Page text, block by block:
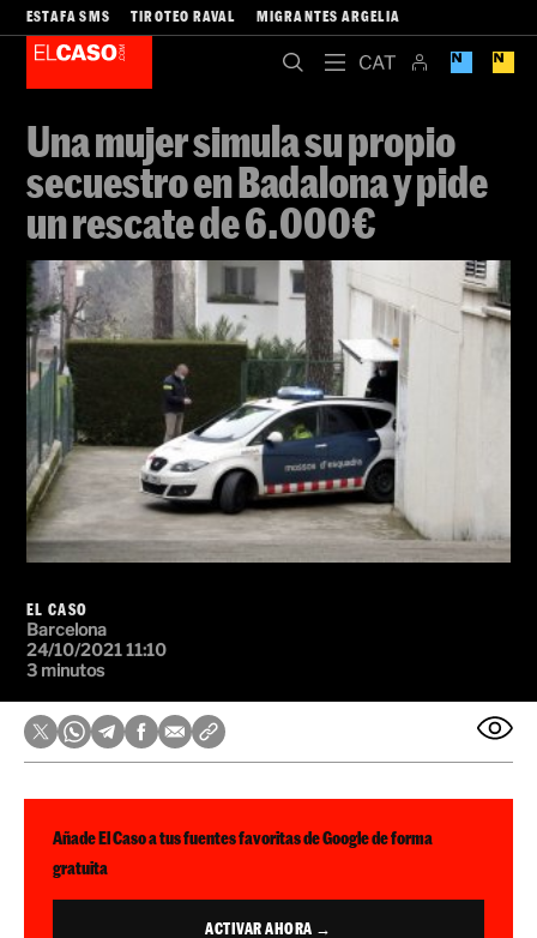
ESTAFA SMS TIROTEO RAVAL MIGRANTES ARGELIA
Una mujer simula su propio
secuestro en Badalona y pide
un rescate de 6.000€
EL CASO
Barcelona
24/10/2021 11:10
3 minutos
Añade El Caso a tus fuentes favoritas de Google de forma
gratuita
ACTIVAR AHORA →